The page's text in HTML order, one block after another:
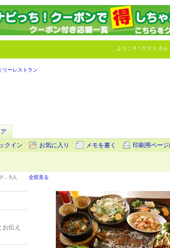
ようこそ！ ゲスト さん
リーレストラン
クイン お気に入り メモを書く 印刷用ページ
… 5人 全部見る
伝え